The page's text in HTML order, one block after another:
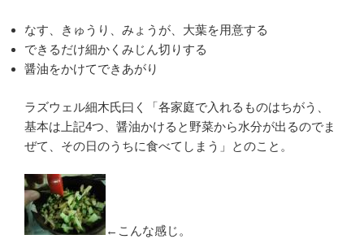
なす、きゅうり、みょうが、大葉を用意する
できるだけ細かくみじん切りする
醤油をかけてできあがり
ラズウェル細木氏曰く「各家庭で入れるものはちがう、
基本は上記4つ、醤油かけると野菜から水分が出るのでま
ぜて、その日のうちに食べてしまう」とのこと。
←こんな感じ。